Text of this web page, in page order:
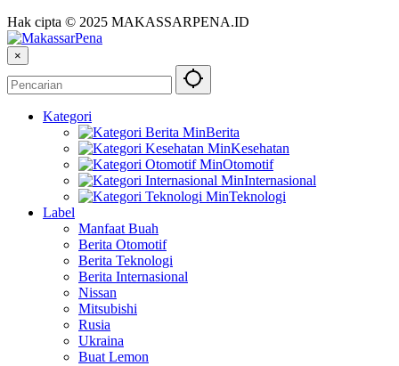
Hak cipta © 2025 MAKASSARPENA.ID
×
Kategori
Berita
Kesehatan
Otomotif
Internasional
Teknologi
Label
Manfaat Buah
Berita Otomotif
Berita Teknologi
Berita Internasional
Nissan
Mitsubishi
Rusia
Ukraina
Buat Lemon